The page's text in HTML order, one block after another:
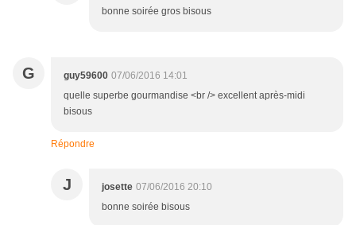
bonne soirée gros bisous
G guy59600 07/06/2016 14:01
quelle superbe gourmandise <br /> excellent après-midi
bisous
Répondre
J josette 07/06/2016 20:10
bonne soirée bisous